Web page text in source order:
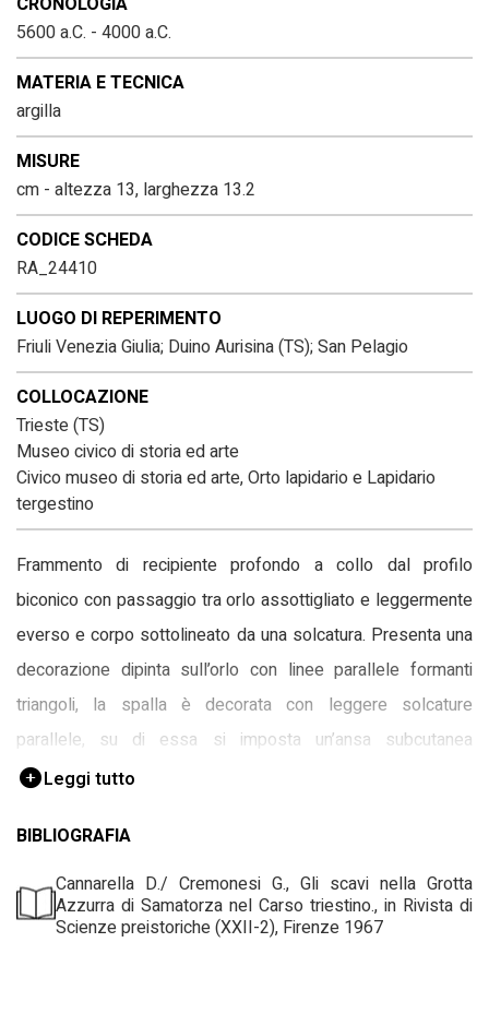
5600 a.C. - 4000 a.C.
MATERIA E TECNICA
argilla
MISURE
cm - altezza 13, larghezza 13.2
CODICE SCHEDA
RA_24410
LUOGO DI REPERIMENTO
Friuli Venezia Giulia; Duino Aurisina (TS); San Pelagio
COLLOCAZIONE
Trieste (TS)
Museo civico di storia ed arte
Civico museo di storia ed arte, Orto lapidario e Lapidario
tergestino
Frammento di recipiente profondo a collo dal profilo
biconico con passaggio tra orlo assottigliato e leggermente
everso e corpo sottolineato da una solcatura. Presenta una
decorazione dipinta sull’orlo con linee parallele formanti
triangoli, la spalla è decorata con leggere solcature
parallele, su di essa si imposta un’ansa subcutanea
verticale.
Leggi tutto
BIBLIOGRAFIA
Cannarella D./ Cremonesi G., Gli scavi nella Grotta
Azzurra di Samatorza nel Carso triestino., in Rivista di
Scienze preistoriche (XXII-2), Firenze 1967